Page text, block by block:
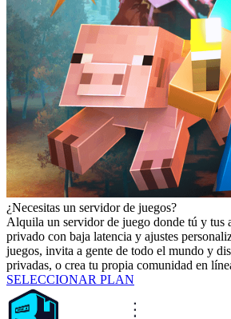
¿Necesitas un servidor de juegos?
Alquila un servidor de juego donde tú y tus
privado con baja latencia y ajustes
juegos, invita a gente de todo el mundo y
privadas, o crea tu propia comunidad en
SELECCIONAR PLAN